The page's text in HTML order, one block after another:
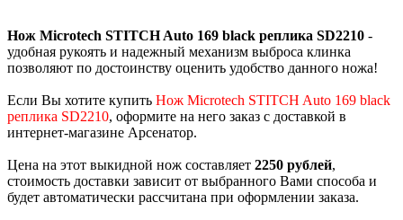
Нож Microtech STITCH Auto 169 black реплика SD2210 -
удобная рукоять и надежный механизм выброса клинка
позволяют по достоинству оценить удобство данного ножа!
Если Вы хотите купить Нож Microtech STITCH Auto 169 black
реплика SD2210, оформите на него заказ с доставкой в
интернет-магазине Арсенатор.
Цена на этот выкидной нож составляет 2250 рублей,
стоимость доставки зависит от выбранного Вами способа и
будет автоматически рассчитана при оформлении заказа.